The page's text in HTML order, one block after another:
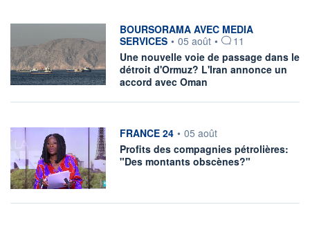
information fournie par
BOURSORAMA AVEC MEDIA
SERVICES • 05 août •
11
Une nouvelle voie de passage dans le
détroit d'Ormuz? L'Iran annonce un
accord avec Oman
information fournie par
FRANCE 24 • 05 août
Profits des compagnies pétrolières:
"Des montants obscènes?"